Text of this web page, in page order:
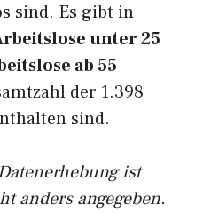
sind. Es gibt in
unter 25
ab 55
der 1.398
sind.
ist
anders angegeben.